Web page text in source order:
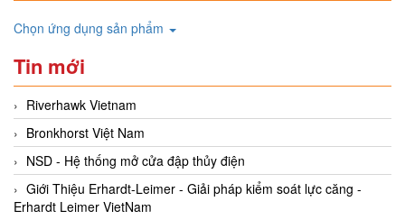
Chọn ứng dụng sản phẩm
Tin mới
Riverhawk Vietnam
Bronkhorst Việt Nam
NSD - Hệ thống mở cửa đập thủy điện
Giới Thiệu Erhardt-Leimer - Giải pháp kiểm soát lực căng -
Erhardt Leimer VietNam